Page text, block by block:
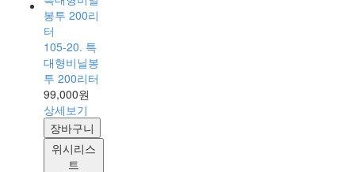
105-20. 특
대형비닐봉
투 200리터
99,000원
상세보기
장바구니
위시리스
트